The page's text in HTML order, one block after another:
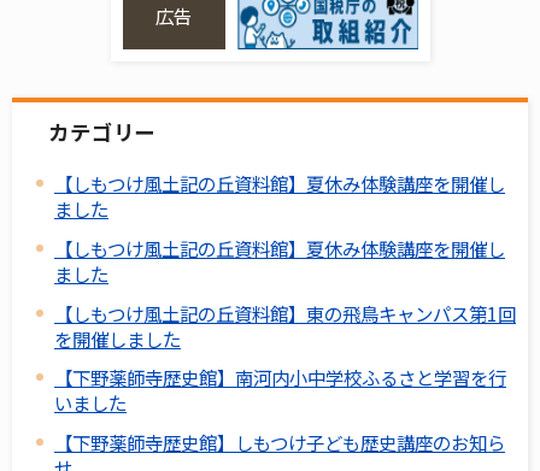
広告
カテゴリー
【しもつけ風土記の丘資料館】夏休み体験講座を開催し
ました
【しもつけ風土記の丘資料館】夏休み体験講座を開催し
ました
【しもつけ風土記の丘資料館】東の飛鳥キャンパス第1回
を開催しました
【下野薬師寺歴史館】南河内小中学校ふるさと学習を行
いました
【下野薬師寺歴史館】しもつけ子ども歴史講座のお知ら